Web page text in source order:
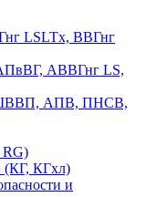
LSLTx, ВВГнг
АВВГнг LS,
АПВ, ПНСВ,
RG)
(КГ, КГхл)
и